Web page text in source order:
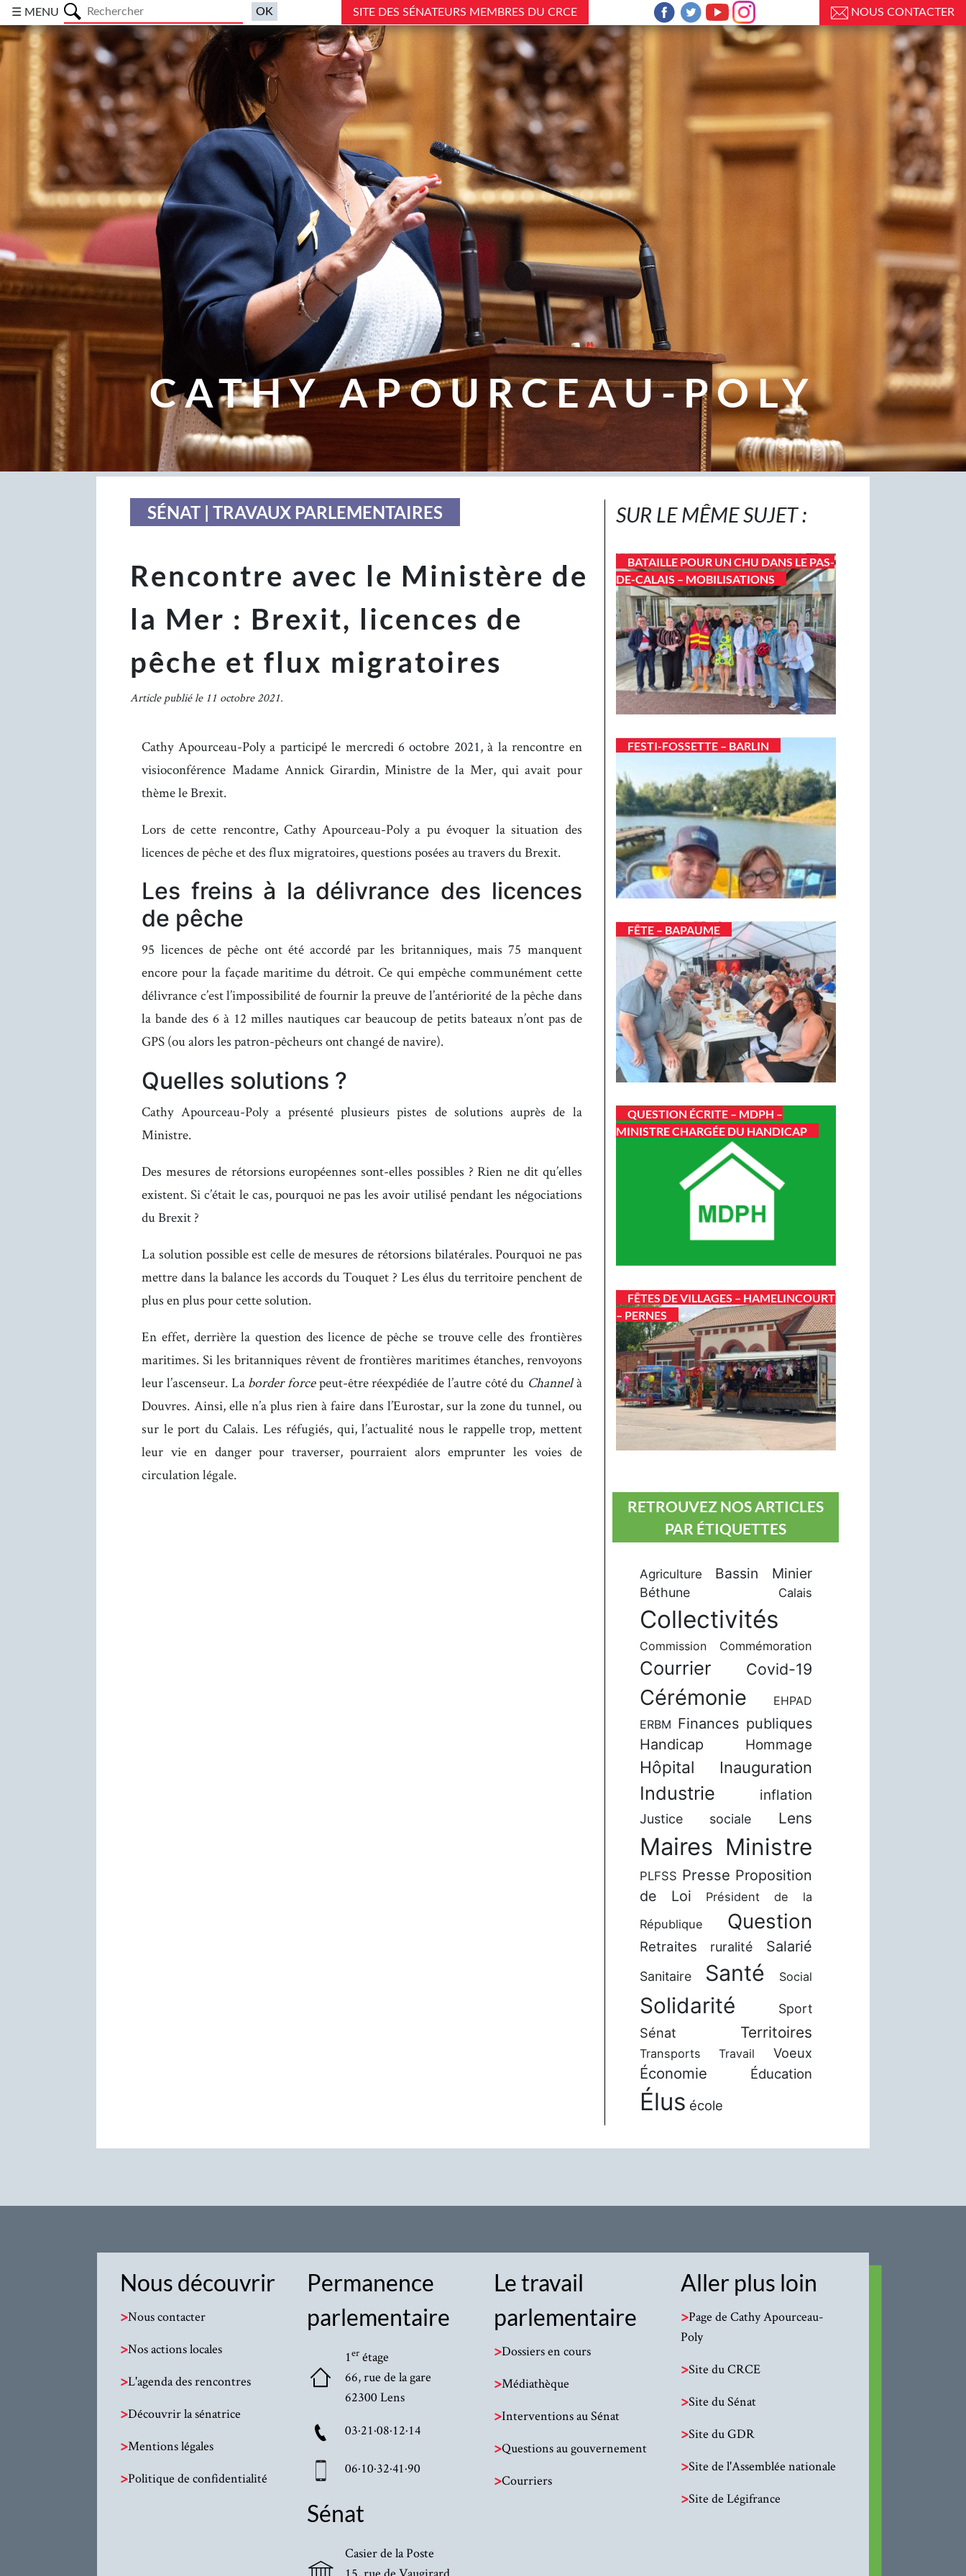
☰ MENU SITE DES SÉNATEURS MEMBRES DU CRCE NOUS CONTACTER
CATHY APOURCEAU-POLY
SÉNAT | TRAVAUX PARLEMENTAIRES
Rencontre avec le Ministère de
la Mer : Brexit, licences de
pêche et flux migratoires
Article publié le 11 octobre 2021.
Cathy Apourceau-Poly a participé le mercredi 6 octobre 2021, à la rencontre en
visioconférence Madame Annick Girardin, Ministre de la Mer, qui avait pour
thème le Brexit.
Lors de cette rencontre, Cathy Apourceau-Poly a pu évoquer la situation des
licences de pêche et des flux migratoires, questions posées au travers du Brexit.
Les freins à la délivrance des licences
de pêche
95 licences de pêche ont été accordé par les britanniques, mais 75 manquent
encore pour la façade maritime du détroit. Ce qui empêche communément cette
délivrance c’est l’impossibilité de fournir la preuve de l’antériorité de la pêche dans
la bande des 6 à 12 milles nautiques car beaucoup de petits bateaux n’ont pas de
GPS (ou alors les patron-pêcheurs ont changé de navire).
Quelles solutions ?
Cathy Apourceau-Poly a présenté plusieurs pistes de solutions auprès de la
Ministre.
Des mesures de rétorsions européennes sont-elles possibles ? Rien ne dit qu’elles
existent. Si c’était le cas, pourquoi ne pas les avoir utilisé pendant les négociations
du Brexit ?
La solution possible est celle de mesures de rétorsions bilatérales. Pourquoi ne pas
mettre dans la balance les accords du Touquet ? Les élus du territoire penchent de
plus en plus pour cette solution.
En effet, derrière la question des licence de pêche se trouve celle des frontières
maritimes. Si les britanniques rêvent de frontières maritimes étanches, renvoyons
leur l’ascenseur. La border forcepeut-être réexpédiée de l’autre côté du Channelà
Douvres. Ainsi, elle n’a plus rien à faire dans l’Eurostar, sur la zone du tunnel, ou
sur le port du Calais. Les réfugiés, qui, l’actualité nous le rappelle trop, mettent
leur vie en danger pour traverser, pourraient alors emprunter les voies de
circulation légale.
SUR LE MÊME SUJET :
BATAILLE POUR UN CHU DANS LE PAS-
DE-CALAIS – MOBILISATIONS
FESTI-FOSSETTE – BARLIN
FÊTE – BAPAUME
QUESTION ÉCRITE – MDPH –
MINISTRE CHARGÉE DU HANDICAP
FÊTES DE VILLAGES – HAMELINCOURT
– PERNES
RETROUVEZ NOS ARTICLES
PAR ÉTIQUETTES
Agriculture Bassin Minier
Béthune Calais
Collectivités
Commission Commémoration
Courrier Covid-19
Cérémonie
EHPAD
ERBM Finances publiques
Handicap
Hommage
Hôpital Inauguration
Industrie inflation
Justice sociale Lens
Maires Ministre
PLFSS Presse Proposition
de Loi
Président de la
République
Question
Retraites ruralité Salarié
Sanitaire Santé Social
Solidarité Sport
Sénat Territoires
Transports Travail Voeux
Économie Éducation
Élus école
Nous découvrir
>Nous contacter
>Nos actions locales
>L'agenda des rencontres
>Découvrir la sénatrice
>Mentions légales
>Politique de confidentialité
Permanence
parlementaire
1er étage
66, rue de la gare
62300 Lens
03·21·08·12·14
06·10·32·41·90
Sénat
Casier de la Poste
Le travail
parlementaire
>Dossiers en cours
>Médiathèque
>Interventions au Sénat
>Questions au gouvernement
>Courriers
Aller plus loin
>Page de Cathy Apourceau-
Poly
>Site du CRCE
>Site du Sénat
>Site du GDR
>Site de l'Assemblée nationale
>Site de Légifrance